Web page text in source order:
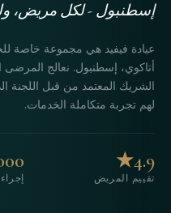
إسطنبول - لكل مريض،
عيادة فيفيد هي مجموعة خاصة
أتاكوي، إسطنبول. نعالج المرضى
الشريك المعتمد من قبل اللجنة
لهم تجربة متكاملة الخدمات.
4.9★
تقييم المريض